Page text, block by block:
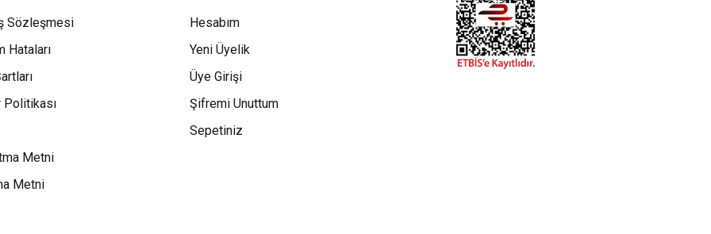
Sözleşmesi
Hataları
Metni
Metni
Hesabım
Yeni Üyelik
Üye Girişi
Şifremi Unuttum
Sepetiniz